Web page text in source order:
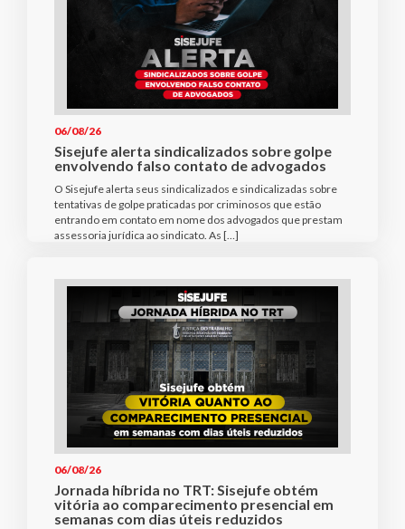
06/08/26
Sisejufe alerta sindicalizados sobre golpe
envolvendo falso contato de advogados
O Sisejufe alerta seus sindicalizados e sindicalizadas sobre
tentativas de golpe praticadas por criminosos que estão
entrando em contato em nome dos advogados que prestam
assessoria jurídica ao sindicato. As […]
06/08/26
Jornada híbrida no TRT: Sisejufe obtém
vitória ao comparecimento presencial em
semanas com dias úteis reduzidos